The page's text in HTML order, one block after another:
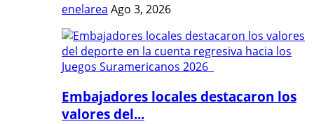
enelarea Ago 3, 2026
Embajadores locales destacaron los
valores del...